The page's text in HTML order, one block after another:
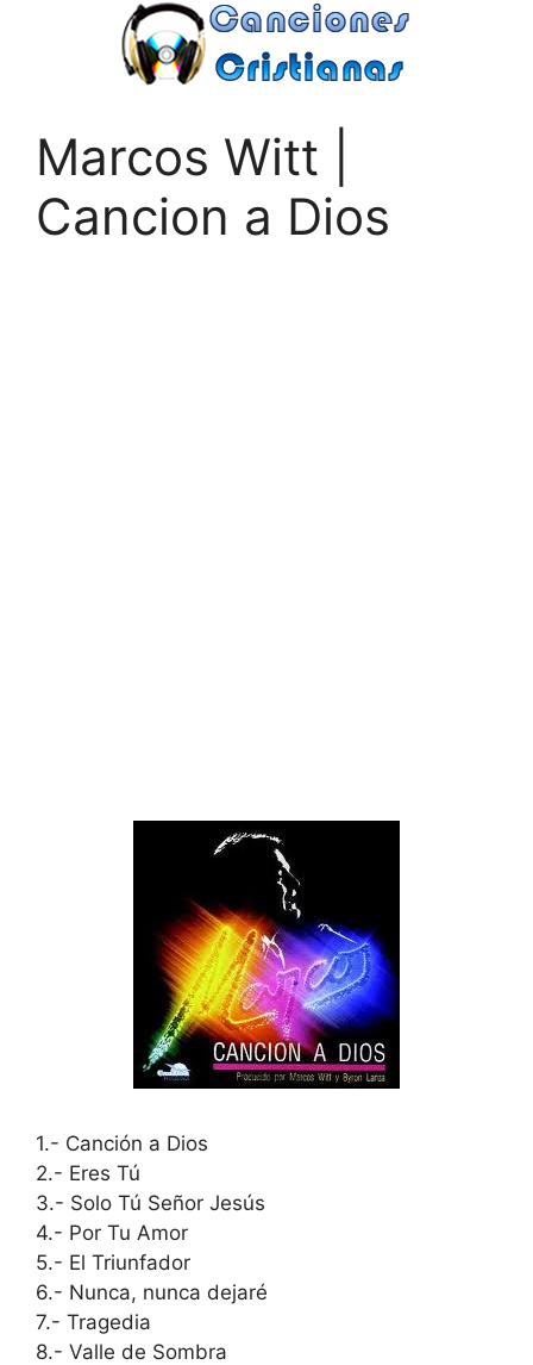
Marcos Witt |
Cancion a Dios
1.- Canción a Dios
2.- Eres Tú
3.- Solo Tú Señor Jesús
4.- Por Tu Amor
5.- El Triunfador
6.- Nunca, nunca dejaré
7.- Tragedia
8.- Valle de Sombra